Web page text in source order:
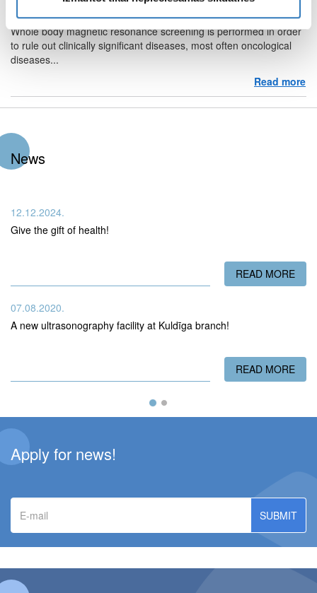
Whole body magnetic resonance screening
Whole body magnetic resonance screening is performed in order
to rule out clinically significant diseases, most often oncological
diseases...
Read more
News
12.12.2024.
Give the gift of health!
READ MORE
07.08.2020.
A new ultrasonography facility at Kuldīga branch!
READ MORE
Apply for news!
mail